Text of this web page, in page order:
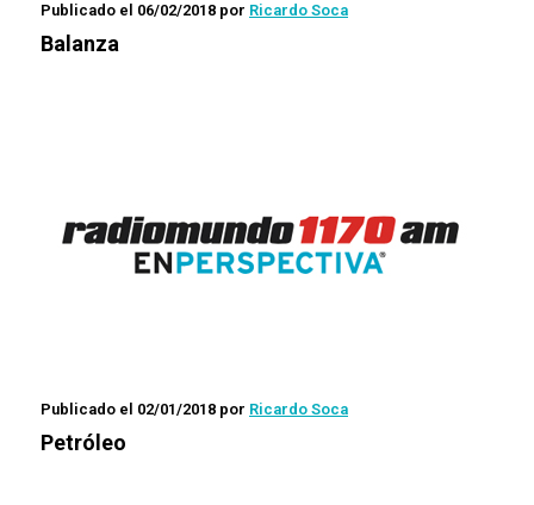
Publicado el 06/02/2018 por Ricardo Soca
Balanza
Publicado el 02/01/2018 por Ricardo Soca
Petróleo